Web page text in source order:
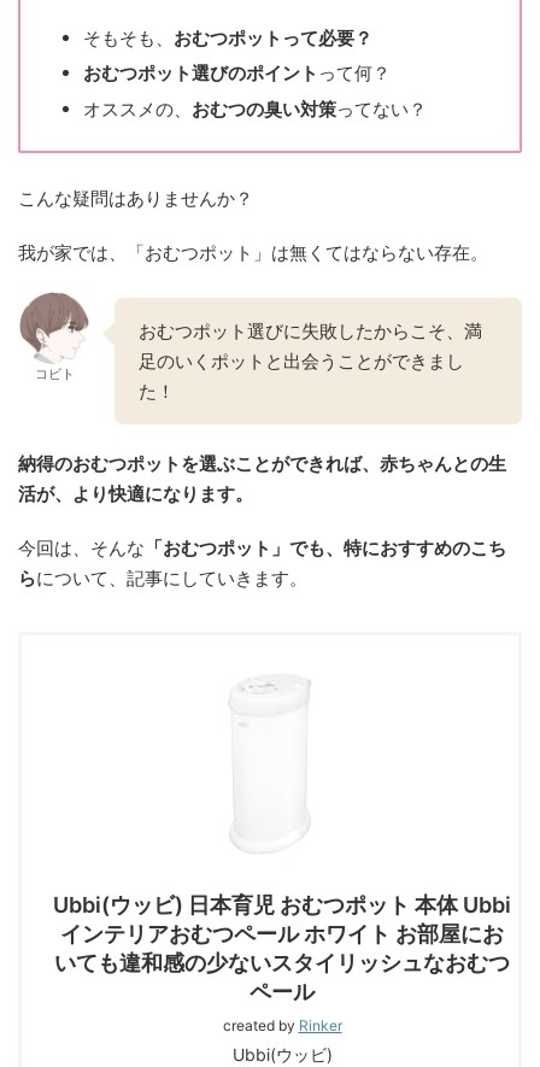
そもそも、 おむつポットって必要？
おむつポット選びのポイント って何？
オススメの、 おむつの臭い対策ってない？
こんな疑問はありませんか？
我が家では、「おむつポット」は無くてはならない存在。
コビト
おむつポット選びに失敗したからこそ、満
足のいくポットと出会うことができまし
た！
納得のおむつポットを選ぶことができれば、赤ちゃんとの生
活が、より快適になります。
今回は、そんな 「おむつポット」でも、特におすすめのこち
らについて、記事にしていきます。
Ubbi(ウッビ) 日本育児 おむつポット 本体 Ubbi
インテリアおむつペール ホワイト お部屋にお
いても違和感の少ないスタイリッシュなおむつ
ペール
created by Rinker
Ubbi(ウッビ)